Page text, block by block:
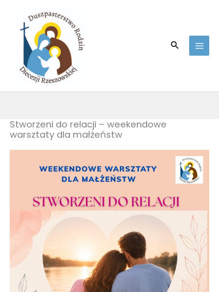
content
Search
Stworzeni do relacji – weekendowe
warsztaty dla małżeństw